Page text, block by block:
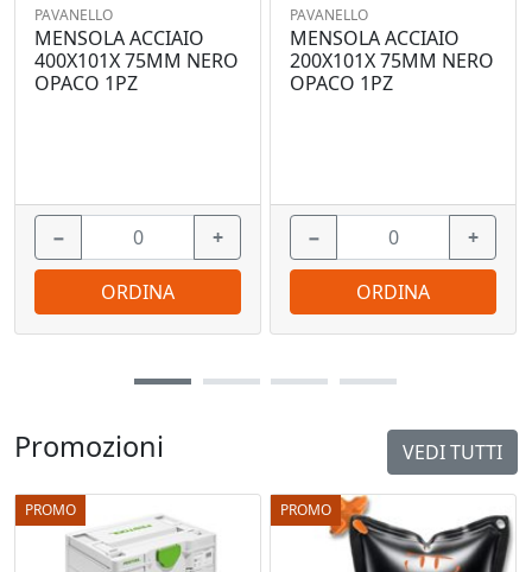
Promozioni VEDI TUTTI
PROMO PROMO
PAVANELLO
MENSOLA ACCIAIO
400X101X 75MM NERO
OPACO 1PZ
− +
ORDINA
PAVANELLO
MENSOLA ACCIAIO
200X101X 75MM NERO
OPACO 1PZ
− +
ORDINA